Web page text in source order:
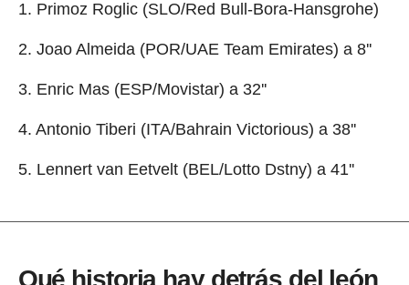
1. Primoz Roglic (SLO/Red Bull-Bora-Hansgrohe)
2. Joao Almeida (POR/UAE Team Emirates) a 8''
3. Enric Mas (ESP/Movistar) a 32''
4. Antonio Tiberi (ITA/Bahrain Victorious) a 38''
5. Lennert van Eetvelt (BEL/Lotto Dstny) a 41''
Qué historia hay detrás del león